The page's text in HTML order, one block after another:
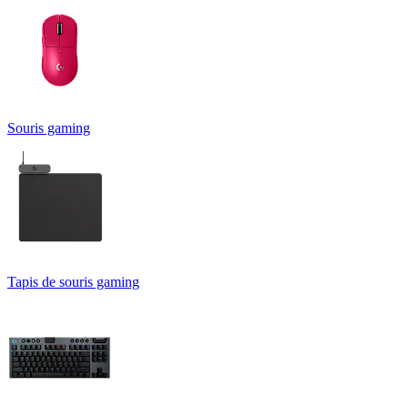
Souris gaming
Tapis de souris gaming